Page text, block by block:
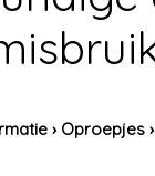
› Oproepjes ›